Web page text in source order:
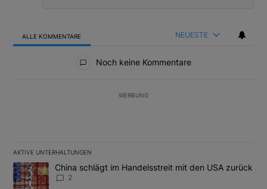
ALLE KOMMENTARE NEUESTE
Noch keine Kommentare
WERBUNG
AKTIVE UNTERHALTUNGEN
Das Folgende ist eine Liste der am meisten kommentierten
Ein Trendartikel mit dem Titel "China schlägt im Handelsstreit
China schlägt im Handelsstreit mit den USA zurück
2